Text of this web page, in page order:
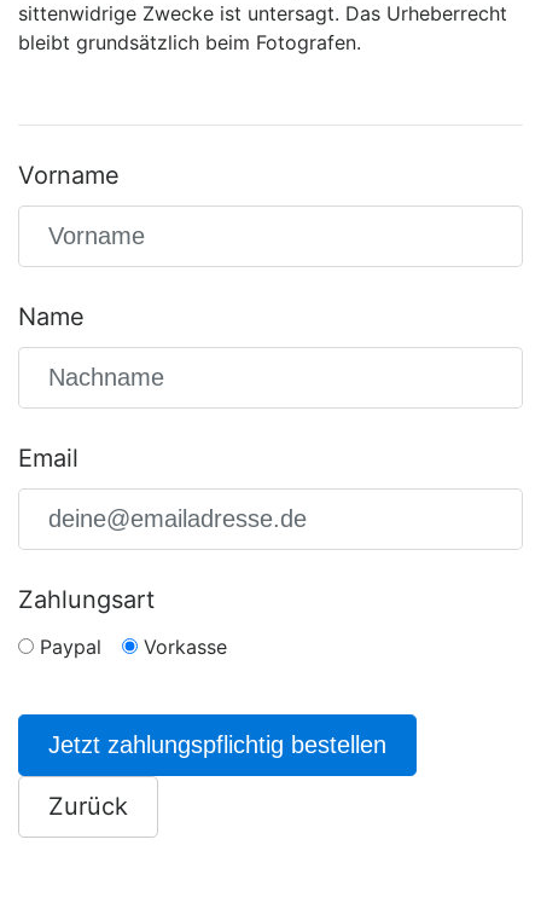
sittenwidrige Zwecke ist untersagt. Das Urheberrecht
bleibt grundsätzlich beim Fotografen.
Vorname
Name
Email
Zahlungsart
Paypal Vorkasse
Jetzt zahlungspflichtig bestellen
Zurück